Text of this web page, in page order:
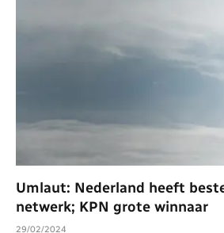
Umlaut: Nederland heeft
netwerk; KPN grote winnaar
29/02/2024